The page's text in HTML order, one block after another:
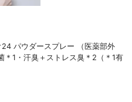
24 パウダースプレー （医薬部外
1・汗臭＋ストレス臭＊2（＊1有